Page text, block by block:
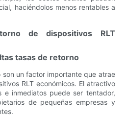
haciéndolos menos rentables a
de dispositivos RLT
tasas de retorno
son un factor importante que atrae
RLT económicos. El atractivo
e inmediatos puede ser tentador,
de pequeñas empresas y